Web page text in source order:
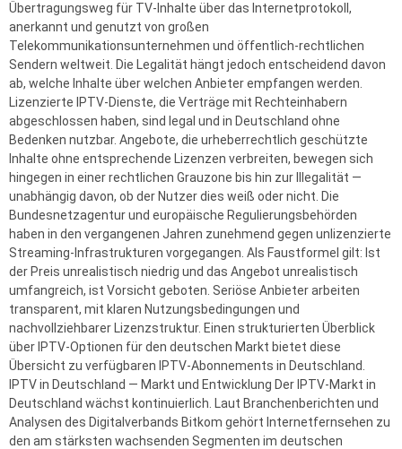
Übertragungsweg für TV-Inhalte über das Internetprotokoll,
anerkannt und genutzt von großen
Telekommunikationsunternehmen und öffentlich-rechtlichen
Sendern weltweit. Die Legalität hängt jedoch entscheidend davon
ab, welche Inhalte über welchen Anbieter empfangen werden.
Lizenzierte IPTV-Dienste, die Verträge mit Rechteinhabern
abgeschlossen haben, sind legal und in Deutschland ohne
Bedenken nutzbar. Angebote, die urheberrechtlich geschützte
Inhalte ohne entsprechende Lizenzen verbreiten, bewegen sich
hingegen in einer rechtlichen Grauzone bis hin zur Illegalität —
unabhängig davon, ob der Nutzer dies weiß oder nicht. Die
Bundesnetzagentur und europäische Regulierungsbehörden
haben in den vergangenen Jahren zunehmend gegen unlizenzierte
Streaming-Infrastrukturen vorgegangen. Als Faustformel gilt: Ist
der Preis unrealistisch niedrig und das Angebot unrealistisch
umfangreich, ist Vorsicht geboten. Seriöse Anbieter arbeiten
transparent, mit klaren Nutzungsbedingungen und
nachvollziehbarer Lizenzstruktur. Einen strukturierten Überblick
über IPTV-Optionen für den deutschen Markt bietet diese
Übersicht zu verfügbaren IPTV-Abonnements in Deutschland.
IPTV in Deutschland — Markt und Entwicklung Der IPTV-Markt in
Deutschland wächst kontinuierlich. Laut Branchenberichten und
Analysen des Digitalverbands Bitkom gehört Internetfernsehen zu
den am stärksten wachsenden Segmenten im deutschen